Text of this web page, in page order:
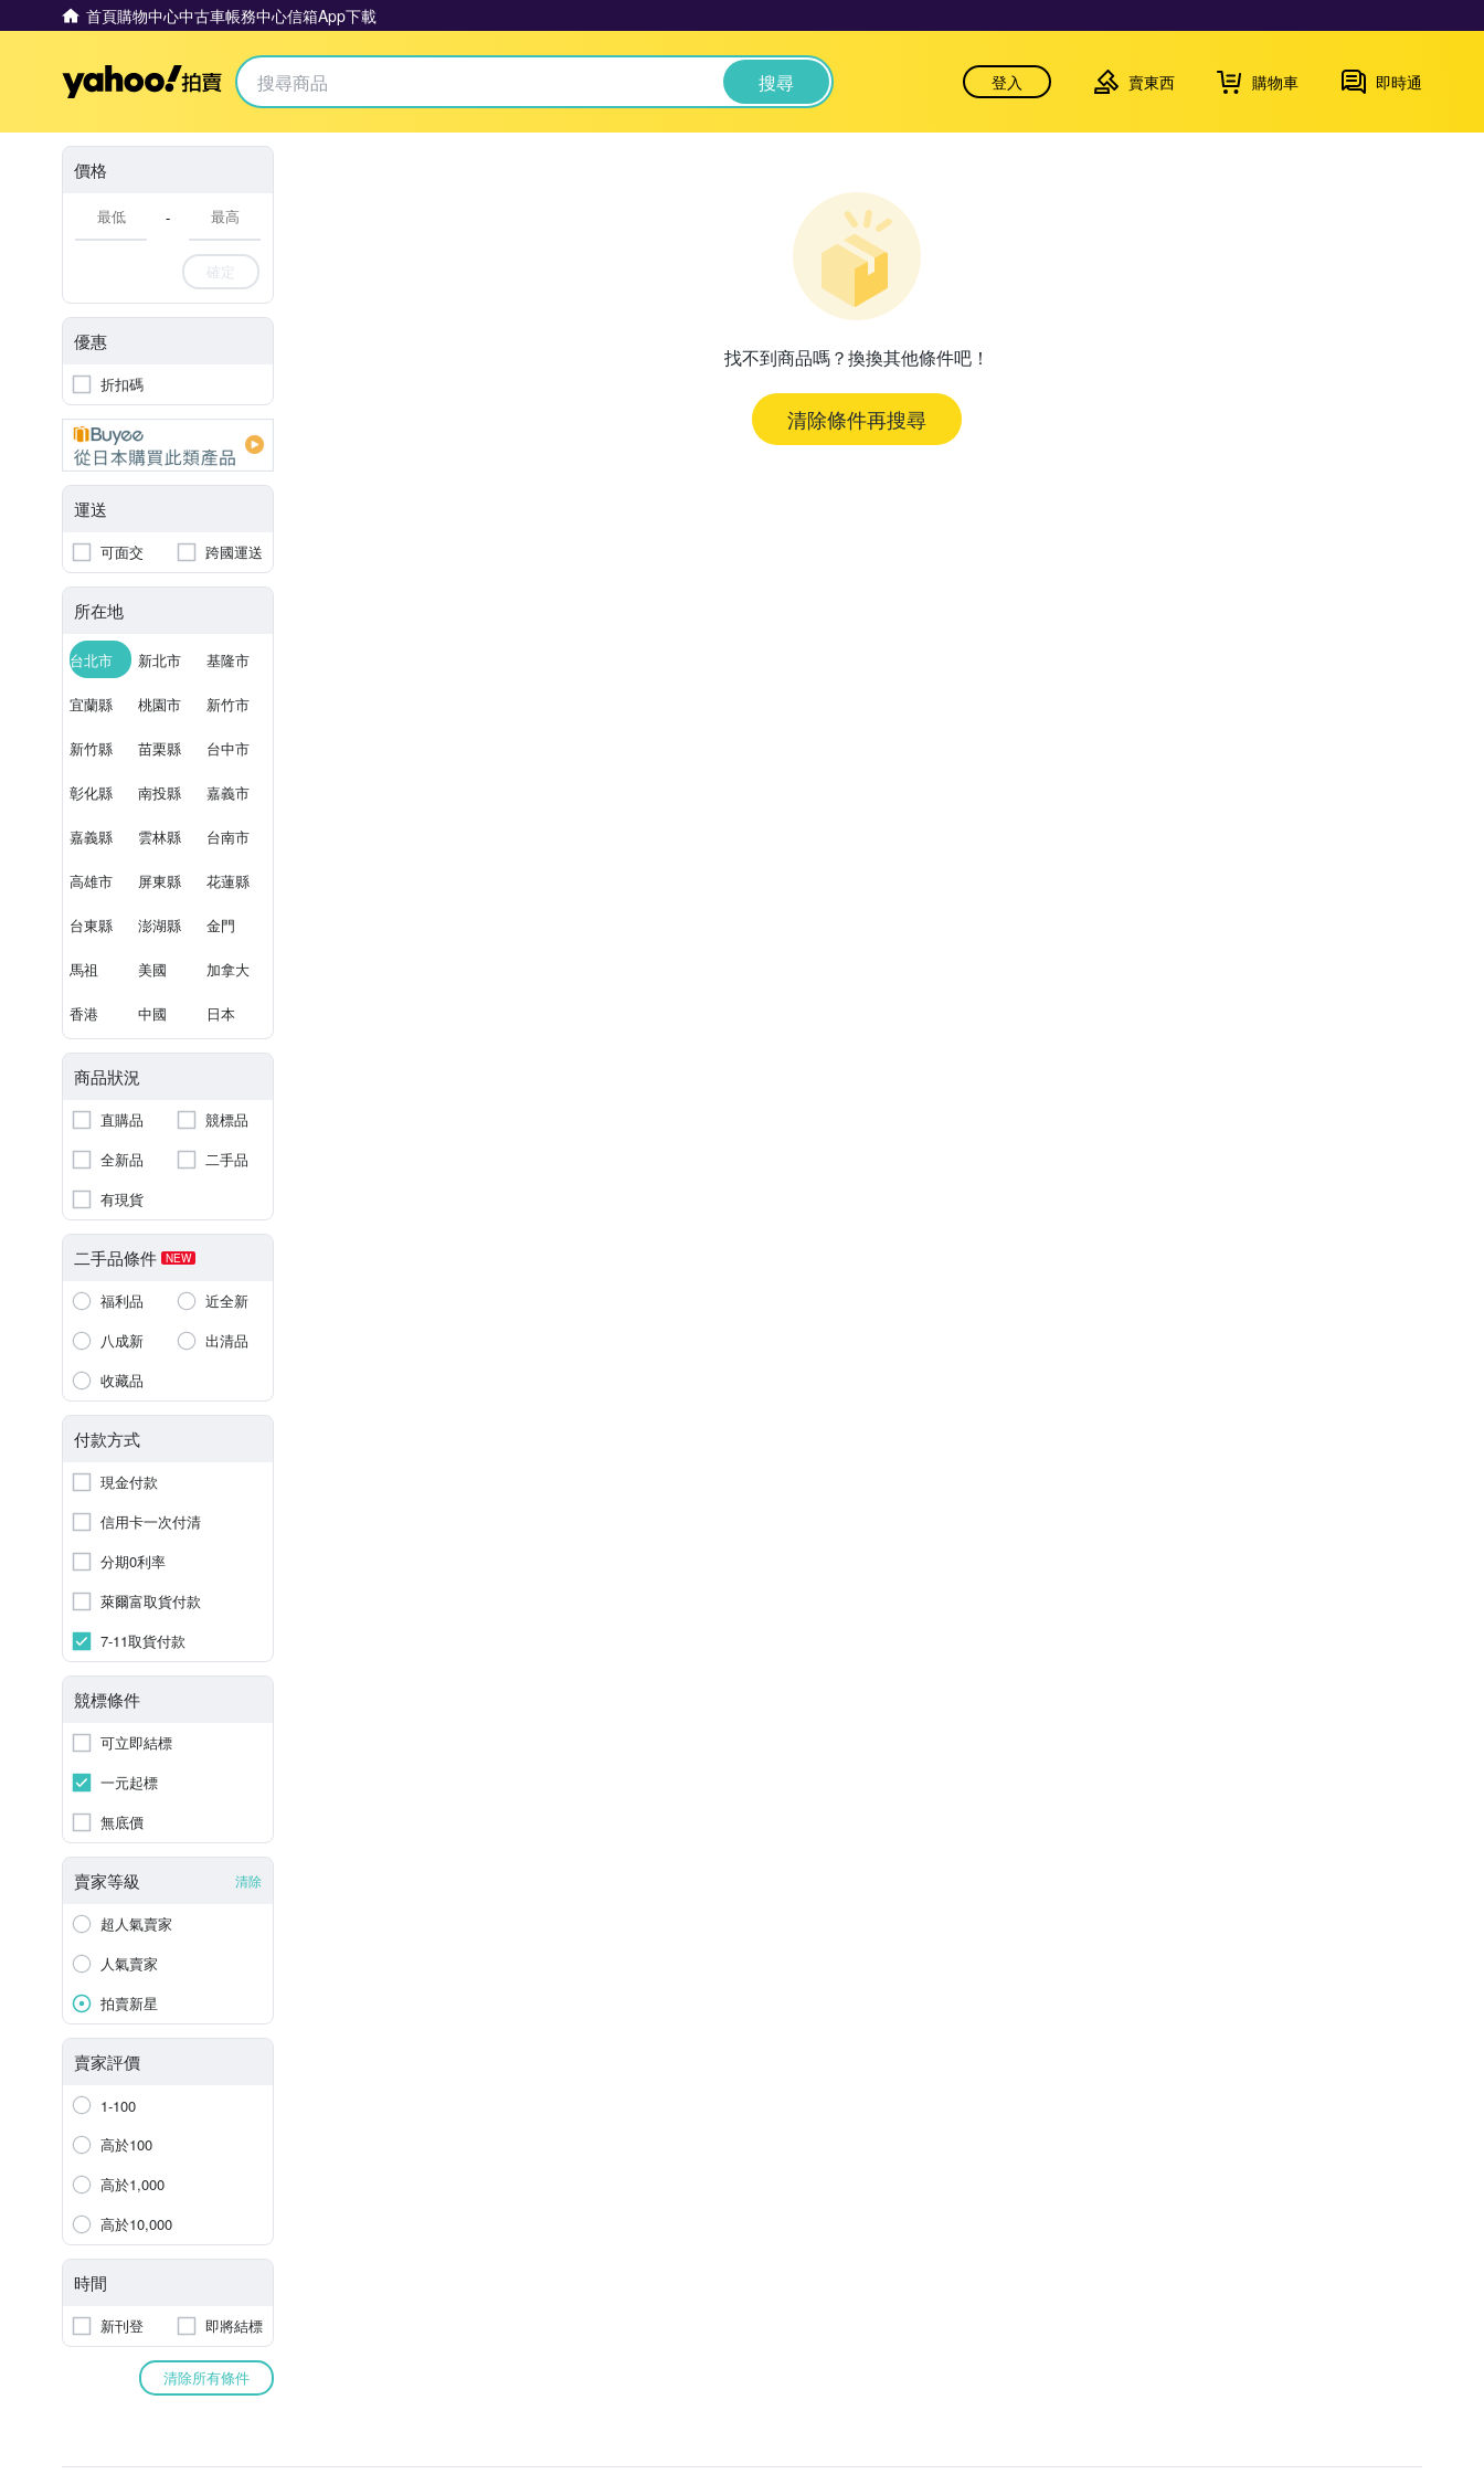
首頁購物中心中古車帳務中心信箱App下載
Yahoo拍賣 搜尋 登入 賣東西 購物車 即時通
價格
-
確定
優惠
折扣碼
運送
可面交 跨國運送
所在地
台北市 新北市 基隆市
宜蘭縣 桃園市 新竹市
新竹縣 苗栗縣 台中市
彰化縣 南投縣 嘉義市
嘉義縣 雲林縣 台南市
高雄市 屏東縣 花蓮縣
台東縣 澎湖縣 金門
馬祖 美國 加拿大
香港 中國 日本
商品狀況
直購品
競標品
全新品
二手品
有現貨
二手品條件 NEW
福利品
近全新
八成新
出清品
收藏品
付款方式
現金付款
信用卡一次付清
分期0利率
萊爾富取貨付款
7-11取貨付款
競標條件
可立即結標
一元起標
無底價
賣家等級 清除
超人氣賣家
人氣賣家
拍賣新星
賣家評價
1-100
高於100
高於1,000
高於10,000
時間
新刊登 即將結標
清除所有條件
找不到商品嗎？換換其他條件吧！
清除條件再搜尋